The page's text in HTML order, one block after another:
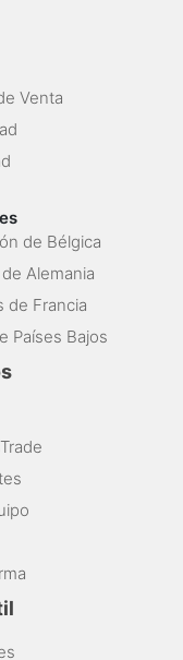
Venta
de Bélgica
Alemania
de Francia
Países Bajos